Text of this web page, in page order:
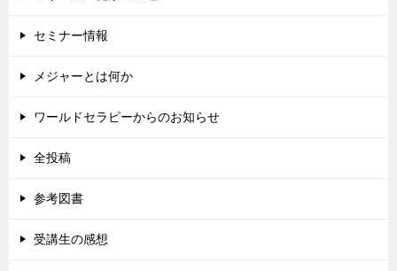
セミナー情報
メジャーとは何か
ワールドセラピーからのお知らせ
全投稿
参考図書
受講生の感想